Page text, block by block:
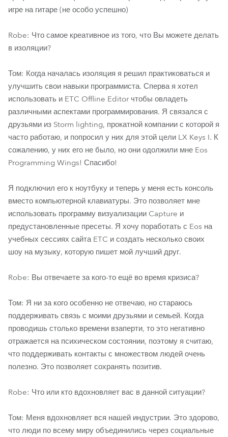
игре на гитаре (не особо успешно)
Robe: Что самое креативное из того, что Вы можете делать
в изоляции?
Том: Когда началась изоляция я решил практиковаться и
улучшить свои навыки программиста. Сперва я хотел
использовать и ETC Offline Editor чтобы овладеть
различными аспектами программирования. Я связался с
друзьями из Storm lighting, прокатной компании с которой я
часто работаю, и попросил у них для этой цели LX Keys I. К
сожалению, у них его не было, но они одолжили мне Eos
Programming Wings! Спасибо!
Я подключил его к ноутбуку и теперь у меня есть консоль
вместо компьютерной клавиатуры. Это позволяет мне
использовать программу визуализации Capture и
предустановленные пресеты. Я хочу поработать с Eos на
учебных сессиях сайта ETC и создать несколько своих
шоу на музыку, которую пишет мой лучший друг.
Robe: Вы отвечаете за кого-то ещё во время кризиса?
Том: Я ни за кого особенно не отвечаю, но стараюсь
поддерживать связь с моими друзьями и семьей. Когда
проводишь столько времени взаперти, то это негативно
отражается на психическом состоянии, поэтому я считаю,
что поддерживать контакты с множеством людей очень
полезно. Это позволяет сохранять позитив.
Robe: Что или кто вдохновляет вас в данной ситуации?
Том: Меня вдохновляет вся нашей индустрии. Это здорово,
что люди по всему миру объединились через социальные